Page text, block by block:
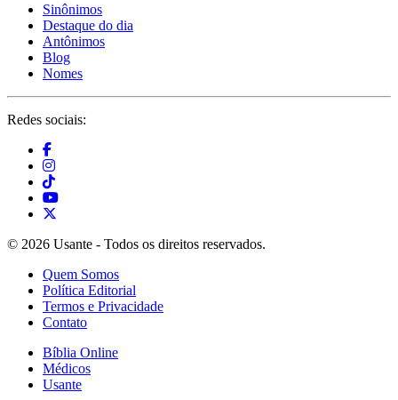
Sinônimos
Destaque do dia
Antônimos
Blog
Nomes
Redes sociais:
© 2026 Usante - Todos os direitos reservados.
Quem Somos
Política Editorial
Termos e Privacidade
Contato
Bíblia Online
Médicos
Usante